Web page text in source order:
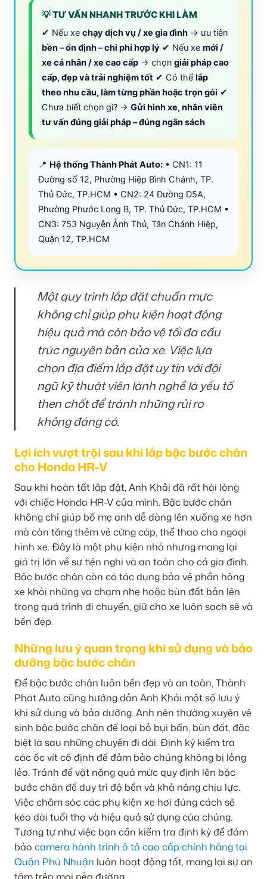
💡 TƯ VẤN NHANH TRƯỚC KHI LÀM
✔ Nếu xe chạy dịch vụ / xe gia đình → ưu tiên
bền – ổn định – chi phí hợp lý ✔ Nếu xe mới /
xe cá nhân / xe cao cấp → chọn giải pháp cao
cấp, đẹp và trải nghiệm tốt ✔ Có thể lắp
theo nhu cầu, làm từng phần hoặc trọn gói ✔
Chưa biết chọn gì? → Gửi hình xe, nhân viên
tư vấn đúng giải pháp – đúng ngân sách
📍 Hệ thống Thành Phát Auto: • CN1: 11
Đường số 12, Phường Hiệp Bình Chánh, TP.
Thủ Đức, TP.HCM • CN2: 24 Đường D5A,
Phường Phước Long B, TP. Thủ Đức, TP.HCM •
CN3: 753 Nguyễn Ảnh Thủ, Tân Chánh Hiệp,
Quận 12, TP.HCM
Một quy trình lắp đặt chuẩn mực
không chỉ giúp phụ kiện hoạt động
hiệu quả mà còn bảo vệ tối đa cấu
trúc nguyên bản của xe. Việc lựa
chọn địa điểm lắp đặt uy tín với đội
ngũ kỹ thuật viên lành nghề là yếu tố
then chốt để tránh những rủi ro
không đáng có.
Lợi ích vượt trội sau khi lắp bậc bước chân
cho Honda HR-V
Sau khi hoàn tất lắp đặt, Anh Khải đã rất hài lòng
với chiếc Honda HR-V của mình. Bậc bước chân
không chỉ giúp bố mẹ anh dễ dàng lên xuống xe hơn
mà còn tăng thêm vẻ cứng cáp, thể thao cho ngoại
hình xe. Đây là một phụ kiện nhỏ nhưng mang lại
giá trị lớn về sự tiện nghi và an toàn cho cả gia đình.
Bậc bước chân còn có tác dụng bảo vệ phần hông
xe khỏi những va chạm nhẹ hoặc bùn đất bắn lên
trong quá trình di chuyển, giữ cho xe luôn sạch sẽ và
bền đẹp.
Những lưu ý quan trọng khi sử dụng và bảo
dưỡng bậc bước chân
Để bậc bước chân luôn bền đẹp và an toàn, Thành
Phát Auto cũng hướng dẫn Anh Khải một số lưu ý
khi sử dụng và bảo dưỡng. Anh nên thường xuyên vệ
sinh bậc bước chân để loại bỏ bụi bẩn, bùn đất, đặc
biệt là sau những chuyến đi dài. Định kỳ kiểm tra
các ốc vít cố định để đảm bảo chúng không bị lỏng
lẻo. Tránh để vật nặng quá mức quy định lên bậc
bước chân để duy trì độ bền và khả năng chịu lực.
Việc chăm sóc các phụ kiện xe hơi đúng cách sẽ
kéo dài tuổi thọ và hiệu quả sử dụng của chúng.
Tương tự như việc bạn cần kiểm tra định kỳ để đảm
bảo camera hành trình ô tô cao cấp chính hãng tại
Quận Phú Nhuận luôn hoạt động tốt, mang lại sự an